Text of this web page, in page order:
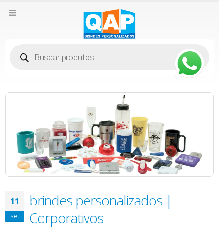
produtos
11
set
brindes personalizados |
Corporativos